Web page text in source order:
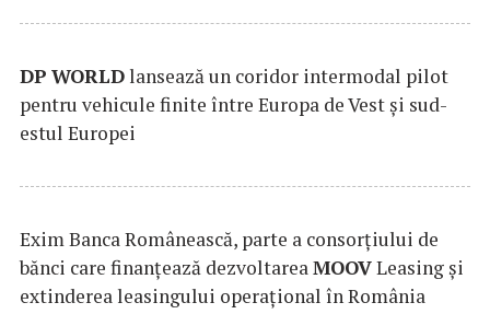
DP WORLDlansează un coridor intermodal pilot
pentru vehicule finite între Europa de Vest și sud-
estul Europei
Exim Banca Românească, parte a consorțiului de
bănci care finanțează dezvoltareaMOOVLeasing și
extinderea leasingului operațional în România